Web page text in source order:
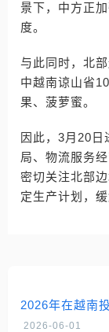
景下，中方正
度。
与此同时，北
中越南谅山省
果、菠萝蜜。
因此，3月20
局、物流服务
密切关注北部
定生产计划，
2026年在越南
2026-06-01